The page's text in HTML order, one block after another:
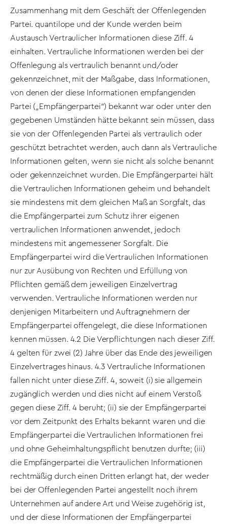
Zusammenhang mit dem Geschäft der Offenlegenden
Partei. quantilope und der Kunde werden beim
Austausch Vertraulicher Informationen diese Ziff. 4
einhalten. Vertrauliche Informationen werden bei der
Offenlegung als vertraulich benannt und/oder
gekennzeichnet, mit der Maßgabe, dass Informationen,
von denen der diese Informationen empfangenden
Partei („Empfängerpartei“) bekannt war oder unter den
gegebenen Umständen hätte bekannt sein müssen, dass
sie von der Offenlegenden Partei als vertraulich oder
geschützt betrachtet werden, auch dann als Vertrauliche
Informationen gelten, wenn sie nicht als solche benannt
oder gekennzeichnet wurden. Die Empfängerpartei hält
die Vertraulichen Informationen geheim und behandelt
sie mindestens mit dem gleichen Maß an Sorgfalt, das
die Empfängerpartei zum Schutz ihrer eigenen
vertraulichen Informationen anwendet, jedoch
mindestens mit angemessener Sorgfalt. Die
Empfängerpartei wird die Vertraulichen Informationen
nur zur Ausübung von Rechten und Erfüllung von
Pflichten gemäß dem jeweiligen Einzelvertrag
verwenden. Vertrauliche Informationen werden nur
denjenigen Mitarbeitern und Auftragnehmern der
Empfängerpartei offengelegt, die diese Informationen
kennen müssen. 4.2 Die Verpflichtungen nach dieser Ziff.
4 gelten für zwei (2) Jahre über das Ende des jeweiligen
Einzelvertrages hinaus. 4.3 Vertrauliche Informationen
fallen nicht unter diese Ziff. 4, soweit (i) sie allgemein
zugänglich werden und dies nicht auf einem Verstoß
gegen diese Ziff. 4 beruht; (ii) sie der Empfängerpartei
vor dem Zeitpunkt des Erhalts bekannt waren und die
Empfängerpartei die Vertraulichen Informationen frei
und ohne Geheimhaltungspflicht benutzen durfte; (iii)
die Empfängerpartei die Vertraulichen Informationen
rechtmäßig durch einen Dritten erlangt hat, der weder
bei der Offenlegenden Partei angestellt noch ihrem
Unternehmen auf andere Art und Weise zugehörig ist,
und der diese Informationen der Empfängerpartei